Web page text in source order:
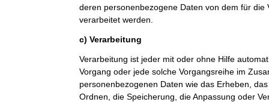
deren personenbezogene Daten von dem für die
verarbeitet werden.
c) Verarbeitung
Verarbeitung ist jeder mit oder ohne Hilfe
Vorgang oder jede solche Vorgangsreihe im
personenbezogenen Daten wie das Erheben,
Ordnen, die Speicherung, die Anpassung oder